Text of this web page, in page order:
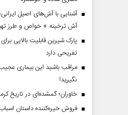
آشنایی با آش‌های اصیل
آش ترخینه + خواص و طرز
پارک شیرین قابلیت‌ بالایی
تفریحی دارد
مراقب باشید این بیماری
نگیرید!
خاوران؛ گمشده‌ای در تاریخ
پشت‌پرده تهدیدات کوتاه‏‌مدت و
ادعا‌های خلاف واقع آمریکا